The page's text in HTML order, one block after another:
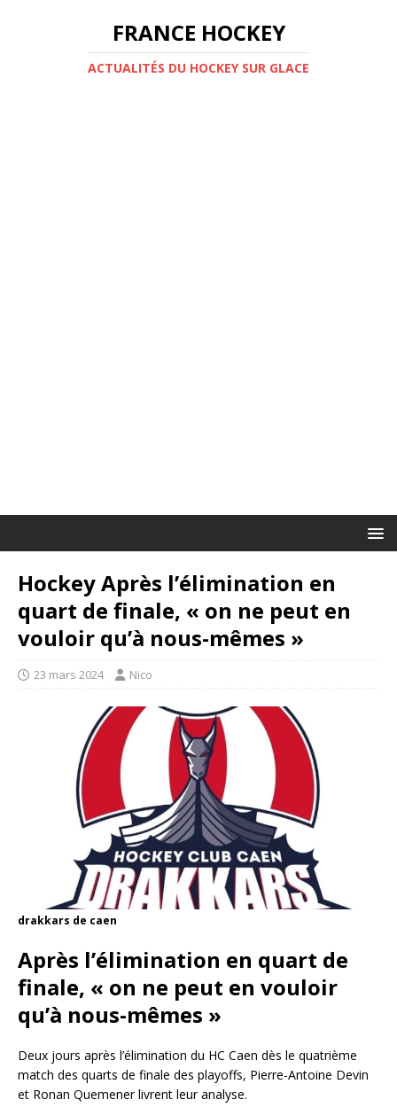
FRANCE HOCKEY
ACTUALITÉS DU HOCKEY SUR GLACE
Hockey Après l’élimination en
quart de finale, « on ne peut en
vouloir qu’à nous-mêmes »
23 mars 2024 Nico
drakkars de caen
Après l’élimination en quart de
finale, « on ne peut en vouloir
qu’à nous-mêmes »
Deux jours après l’élimination du HC Caen dès le quatrième
match des quarts de finale des playoffs, Pierre-Antoine Devin
et Ronan Quemener livrent leur analyse.